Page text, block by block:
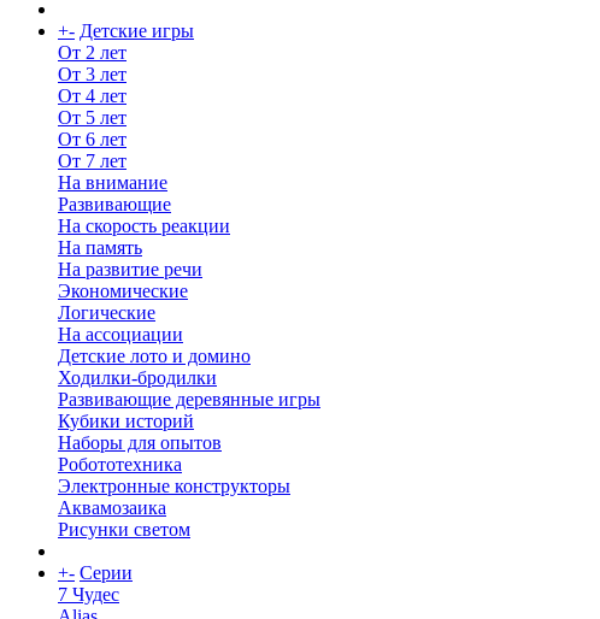
+- Детские игры
От 2 лет
От 3 лет
От 4 лет
От 5 лет
От 6 лет
От 7 лет
На внимание
Развивающие
На скорость реакции
На память
На развитие речи
Экономические
Логические
На ассоциации
Детские лото и домино
Ходилки-бродилки
Развивающие деревянные игры
Кубики историй
Наборы для опытов
Робототехника
Электронные конструкторы
Аквамозаика
Рисунки светом
+- Серии
7 Чудес